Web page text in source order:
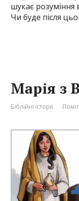
шукає розуміння
Чи буде після
Марія з
Біблійні історії